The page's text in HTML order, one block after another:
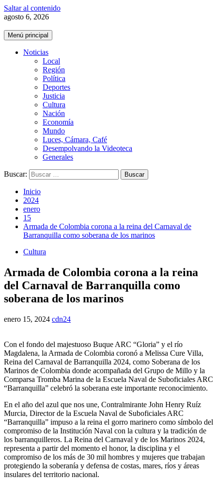
Saltar al contenido
agosto 6, 2026
Menú principal
Noticias
Local
Región
Política
Deportes
Justicia
Cultura
Nación
Economía
Mundo
Luces, Cámara, Café
Desempolvando la Videoteca
Generales
Buscar:
Inicio
2024
enero
15
Armada de Colombia corona a la reina del Carnaval de
Barranquilla como soberana de los marinos
Cultura
Armada de Colombia corona a la reina
del Carnaval de Barranquilla como
soberana de los marinos
enero 15, 2024 cdn24
Con el fondo del majestuoso Buque ARC “Gloria” y el río
Magdalena, la Armada de Colombia coronó a Melissa Cure Villa,
Reina del Carnaval de Barranquilla 2024, como Soberana de los
Marinos de Colombia donde acompañada del Grupo de Millo y la
Comparsa Tromba Marina de la Escuela Naval de Suboficiales ARC
“Barranquilla” celebró la soberana este importante reconocimiento.
En el año del azul que nos une, Contralmirante John Henry Ruíz
Murcia, Director de la Escuela Naval de Suboficiales ARC
“Barranquilla” impuso a la reina el gorro marinero como símbolo del
compromiso de la Institución Naval con la cultura y la tradición de
los barranquilleros. La Reina del Carnaval y de los Marinos 2024,
representa a partir del momento el honor, la disciplina y el
compromiso de los más de 30 mil hombres y mujeres que trabajan
protegiendo la soberanía y defensa de costas, mares, ríos y áreas
insulares del territorio nacional.